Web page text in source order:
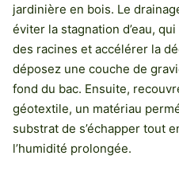
jardinière en bois. Le
éviter la stagnation d’eau,
des racines et accélérer la
déposez une couche de
fond du bac. Ensuite,
géotextile, un matériau
substrat de s’échapper tout
l’humidité prolongée.